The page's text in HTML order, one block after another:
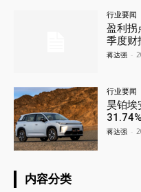
行业要闻
盈利拐
季度财
蒋达强 -
行业要闻
昊铂
蒋达强 -
内容分类